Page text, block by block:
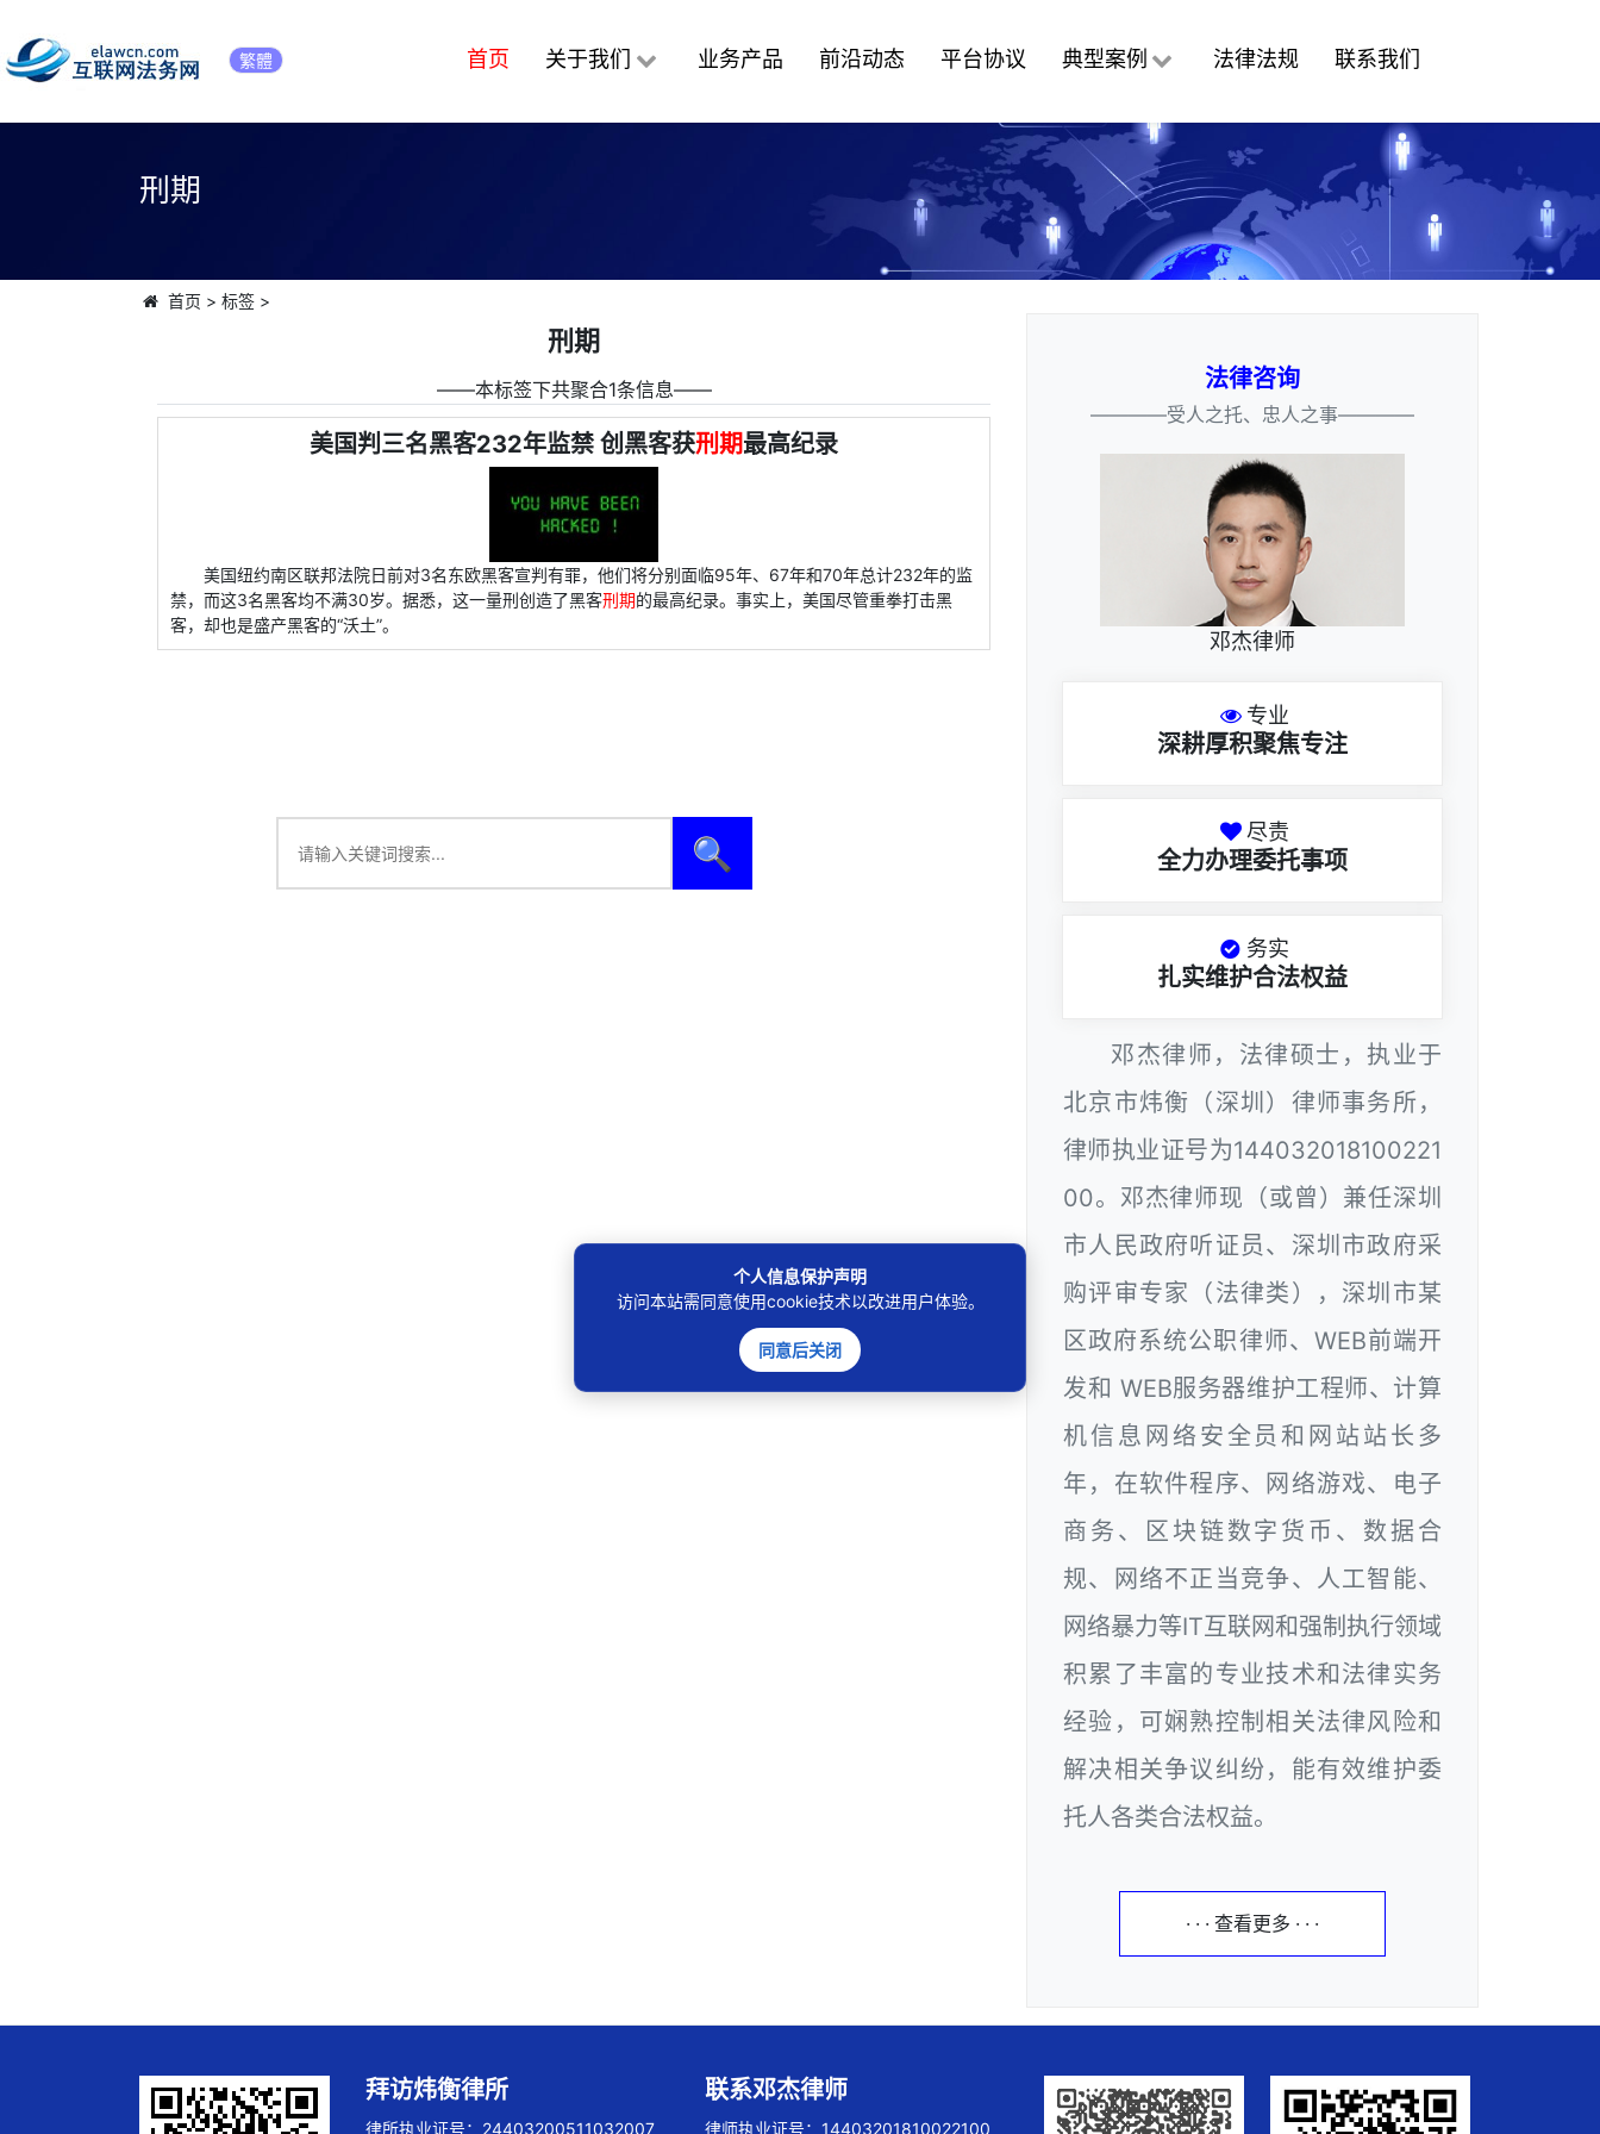
繁體 首页 关于我们 业务产品 前沿动态 平台协议 典型案例 法律法规 联系我们
刑期
首页 > 标签>
刑期
――本标签下共聚合1条信息――
美国判三名黑客232年监禁 创黑客获刑期最高纪录
美国纽约南区联邦法院日前对3名东欧黑客宣判有罪，他们将分别面临95年、67年和70年总计232年的监
禁，而这3名黑客均不满30岁。据悉，这一量刑创造了黑客刑期的最高纪录。事实上，美国尽管重拳打击黑
客，却也是盛产黑客的“沃土”。
🔍
法律咨询
————受人之托、忠人之事————
邓杰律师
专业
深耕厚积聚焦专注
尽责
全力办理委托事项
务实
扎实维护合法权益
邓杰律师，法律硕士，执业于
北京市炜衡（深圳）律师事务所，
律师执业证号为144032018100221
00。邓杰律师现（或曾）兼任深圳
市人民政府听证员、深圳市政府采
购评审专家（法律类），深圳市某
区政府系统公职律师、WEB前端开
发和 WEB服务器维护工程师、计算
机信息网络安全员和网站站长多
年，在软件程序、网络游戏、电子
商务、区块链数字货币、数据合
规、网络不正当竞争、人工智能、
网络暴力等IT互联网和强制执行领域
积累了丰富的专业技术和法律实务
经验，可娴熟控制相关法律风险和
解决相关争议纠纷，能有效维护委
托人各类合法权益。
· · · 查看更多 · · ·
拜访炜衡律所
律所执业证号：24403200511032007
联系邓杰律师
律师执业证号：14403201810022100
个人信息保护声明
访问本站需同意使用cookie技术以改进用户体验。
同意后关闭